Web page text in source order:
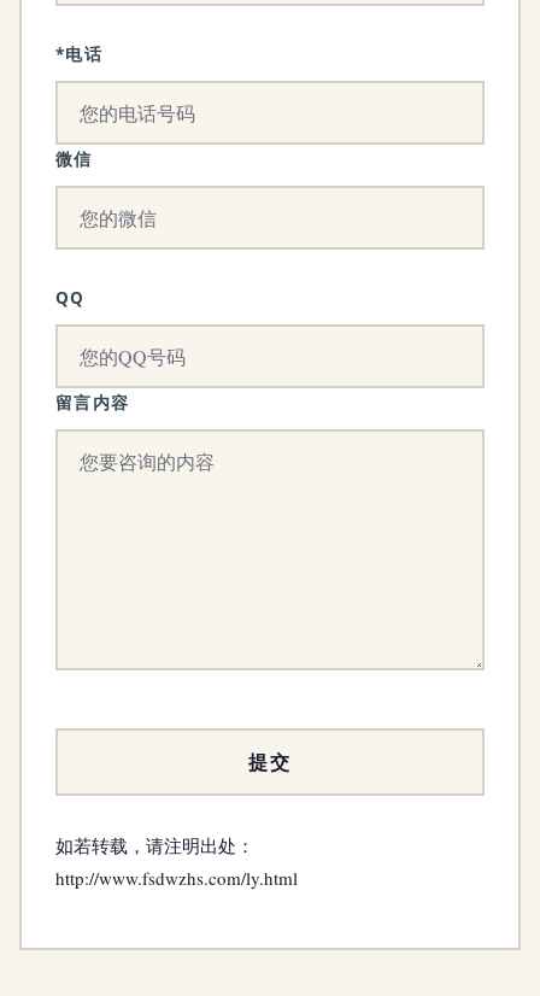
*电话
微信
QQ
留言内容
如若转载，请注明出处：
http://www.fsdwzhs.com/ly.html